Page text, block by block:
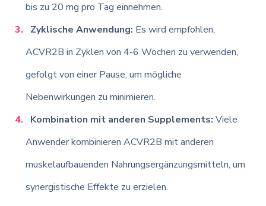
bis zu 20 mg pro Tag einnehmen.
Zyklische Anwendung: Es wird empfohlen,
ACVR2B in Zyklen von 4-6 Wochen zu verwenden,
gefolgt von einer Pause, um mögliche
Nebenwirkungen zu minimieren.
Kombination mit anderen Supplements: Viele
Anwender kombinieren ACVR2B mit anderen
muskelaufbauenden Nahrungsergänzungsmitteln, um
synergistische Effekte zu erzielen.